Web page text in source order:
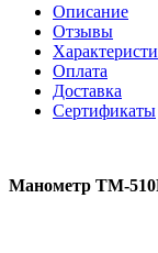
Описание
Отзывы
Оплата
Доставка
Сертификаты
Манометр ТМ-